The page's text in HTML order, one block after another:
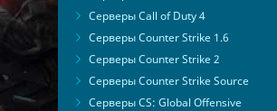
Серверы Call of Duty 4
Серверы Counter Strike 1.6
Серверы Counter Strike 2
Серверы Counter Strike Source
Серверы CS: Global Offensive